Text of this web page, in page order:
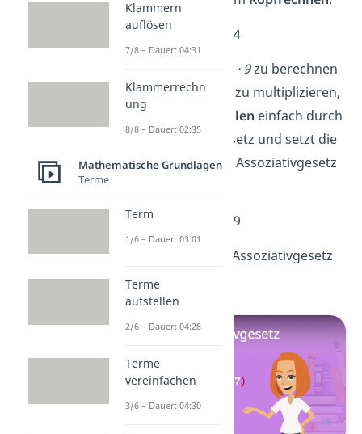
➡️Beispiel:
· 9) · 4
25 · 9zu berechnen
und das dann mit
zu multiplizieren,
tauschst
Zahlen einfach durch
das Kommutativgesetz und setzt die
Klammernmit dem Assoziativgesetz
➡️Beispiel:
· 4) · 9
Alles Wichtige zum Assoziativgesetz
erfährst du
Klammern
auflösen
7/8 – Dauer: 04:31
Klammerrechn
ung
8/8 – Dauer: 02:35
Mathematische Grundlagen
Terme
Term
1/6 – Dauer: 03:01
Terme
aufstellen
2/6 – Dauer: 04:28
Terme
vereinfachen
3/6 – Dauer: 04:30